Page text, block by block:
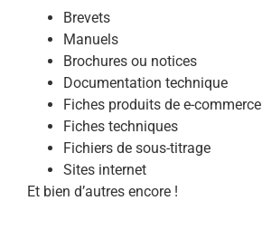
Brevets
Manuels
Brochures ou notices
Documentation technique
Fiches produits de e-commerce
Fiches techniques
Fichiers de sous-titrage
Sites internet
Et bien d’autres encore !